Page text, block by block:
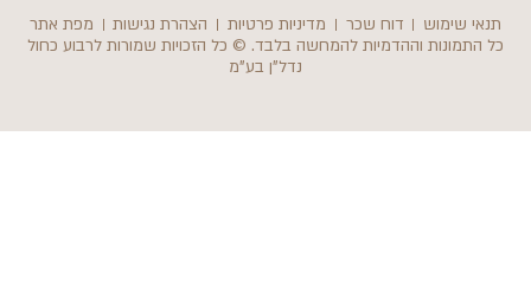
שימוש דוח שכר מדיניות פרטיות הצהרת נגישות
מפת אתר
וההדמיות להמחשה בלבד. © כל הזכויות שמורות לרבוע כחול
נדל"ן בע"מ